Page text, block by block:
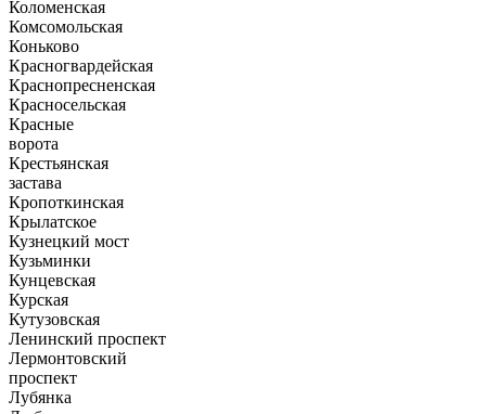
Коломенская
Комсомольская
Коньково
Красногвардейская
Краснопресненская
Красносельская
Красные
ворота
Крестьянская
застава
Кропоткинская
Крылатское
Кузнецкий мост
Кузьминки
Кунцевская
Курская
Кутузовская
Ленинский проспект
Лермонтовский
проспект
Лубянка